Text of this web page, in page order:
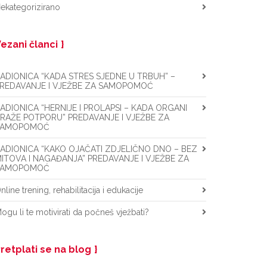
članci
“KADA STRES SJEDNE U TRBUH” –
I VJEŽBE ZA SAMOPOMOĆ
“HERNIJE I PROLAPSI – KADA ORGANI
POTPORU” PREDAVANJE I VJEŽBE ZA
“KAKO OJAČATI ZDJELIČNO DNO – BEZ
I NAGAĐANJA” PREDAVANJE I VJEŽBE ZA
trening, rehabilitacija i edukacije
li te motivirati da počneš vježbati?
se na blog